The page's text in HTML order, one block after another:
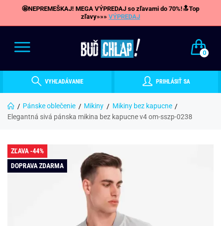
🤩NEPREMEŠKAJ! MEGA VÝPREDAJ so zľavami do 70%!🔝Top
zľavy»»» VÝPREDAJ
0
VYHĽADÁVANIE PRIHLÁSIŤ SA
Pánske oblečenie Mikiny
Mikiny bez kapucne
Elegantná sivá pánska mikina bez kapucne v4 om-sszp-0238
ZĽAVA -44%
DOPRAVA ZDARMA